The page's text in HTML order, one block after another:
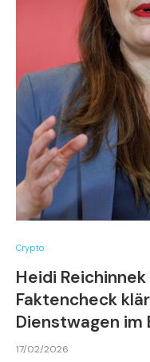
Crypto
Heidi
Faktencheck
Dienstwagen im
17/02/2026